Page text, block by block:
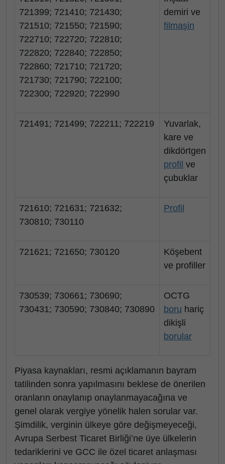
721399; 721410; 721430;
721510; 721550; 721590;
722710; 722720; 722810;
722820; 722840; 722850;
722860; 721710; 721720;
721730; 721790; 722100;
722300; 722920; 722990
demiri ve
filmaşin
721491; 721499; 722211; 722219
Yuvarlak,
kare ve
dikdörtgen
profil ve
çubuklar
721610; 721631; 721632;
730810; 730110
Profil
721621; 721650; 730120
Köşebent
ve profiller
730539; 730661; 730690;
730431; 730590; 730840; 730890
OCTG
boru hariç
dikişli
borular
Piyasa kaynakları, resmi açıklamanın bayram
tatilinden sonra yapılmasını beklese de önerilen
oranların onaylanıp onaylanmayacağına ve
genel olarak vergiye yönelik halen sorular var.
Şimdilik, verginin ülkeye göre değişmeyeceği,
Avrupa Serbest Ticaret Birliği’ne üye ülkelerin
tedariklerini ve GCC ile özel ticaret anlaşması